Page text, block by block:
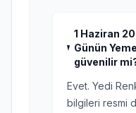
1 Haziran
Günün
güvenilir
Evet. Yedi
bilgileri resmi